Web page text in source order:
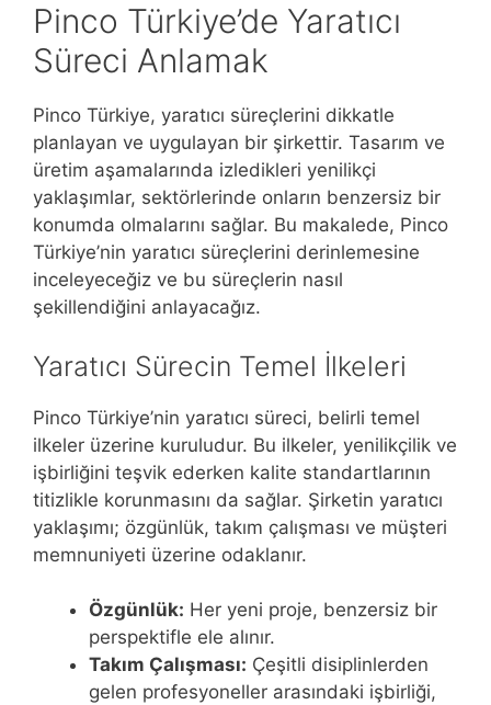
Pinco Türkiye’de Yaratıcı
Süreci Anlamak
Pinco Türkiye, yaratıcı süreçlerini dikkatle
planlayan ve uygulayan bir şirkettir. Tasarım ve
üretim aşamalarında izledikleri yenilikçi
yaklaşımlar, sektörlerinde onların benzersiz bir
konumda olmalarını sağlar. Bu makalede, Pinco
Türkiye’nin yaratıcı süreçlerini derinlemesine
inceleyeceğiz ve bu süreçlerin nasıl
şekillendiğini anlayacağız.
Yaratıcı Sürecin Temel İlkeleri
Pinco Türkiye’nin yaratıcı süreci, belirli temel
ilkeler üzerine kuruludur. Bu ilkeler, yenilikçilik ve
işbirliğini teşvik ederken kalite standartlarının
titizlikle korunmasını da sağlar. Şirketin yaratıcı
yaklaşımı; özgünlük, takım çalışması ve müşteri
memnuniyeti üzerine odaklanır.
Özgünlük: Her yeni proje, benzersiz bir
perspektifle ele alınır.
Takım Çalışması: Çeşitli disiplinlerden
gelen profesyoneller arasındaki işbirliği,